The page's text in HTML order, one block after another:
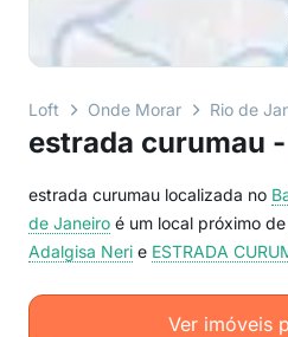
Loft Onde Morar Rio de
estrada curumau
estrada curumau localizada no
de Janeiro é um local próximo de
Adalgisa Neri e ESTRADA
Ver imóveis